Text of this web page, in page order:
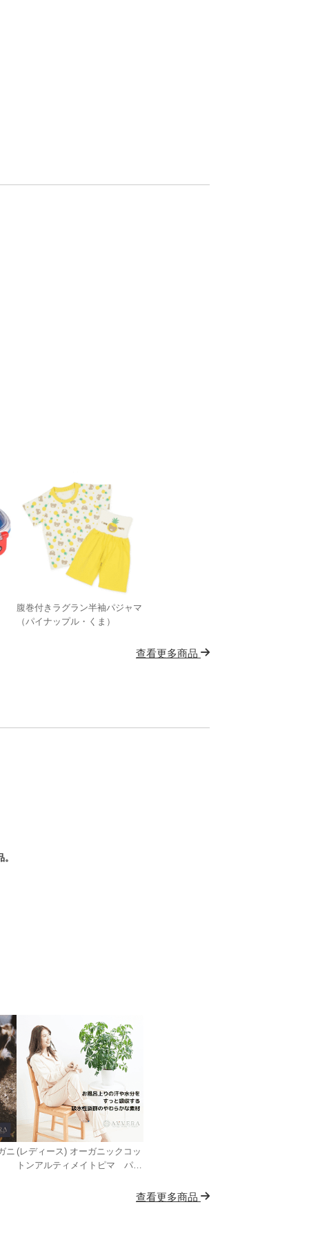
腹巻付きラグラン半袖パジャマ
（パイナップル・くま）
查看更多商品
ニ(レディース) オーガニックコッ
トンアルティメイトピマ パジ
查看更多商品